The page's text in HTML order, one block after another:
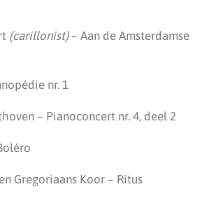
(carillonist)– Aan de Amsterdamse
nr. 1
– Pianoconcert nr. 4, deel 2
Gregoriaans Koor – Ritus